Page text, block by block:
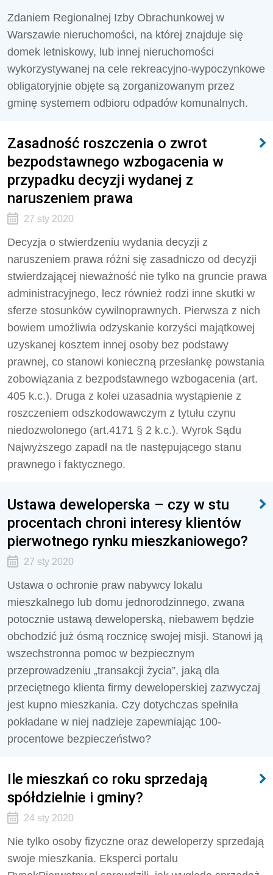
Zdaniem Regionalnej Izby Obrachunkowej w
Warszawie nieruchomości, na której znajduje się
domek letniskowy, lub innej nieruchomości
wykorzystywanej na cele rekreacyjno-wypoczynkowe
obligatoryjnie objęte są zorganizowanym przez
gminę systemem odbioru odpadów komunalnych.
Zasadność roszczenia o zwrot
bezpodstawnego wzbogacenia w
przypadku decyzji wydanej z
naruszeniem prawa
27 sty 2020
Decyzja o stwierdzeniu wydania decyzji z
naruszeniem prawa różni się zasadniczo od decyzji
stwierdzającej nieważność nie tylko na gruncie prawa
administracyjnego, lecz również rodzi inne skutki w
sferze stosunków cywilnoprawnych. Pierwsza z nich
bowiem umożliwia odzyskanie korzyści majątkowej
uzyskanej kosztem innej osoby bez podstawy
prawnej, co stanowi konieczną przesłankę powstania
zobowiązania z bezpodstawnego wzbogacenia (art.
405 k.c.). Druga z kolei uzasadnia wystąpienie z
roszczeniem odszkodowawczym z tytułu czynu
niedozwolonego (art.4171 § 2 k.c.). Wyrok Sądu
Najwyższego zapadł na tle następującego stanu
prawnego i faktycznego.
Ustawa deweloperska – czy w stu
procentach chroni interesy klientów
pierwotnego rynku mieszkaniowego?
27 sty 2020
Ustawa o ochronie praw nabywcy lokalu
mieszkalnego lub domu jednorodzinnego, zwana
potocznie ustawą deweloperską, niebawem będzie
obchodzić już ósmą rocznicę swojej misji. Stanowi ją
wszechstronna pomoc w bezpiecznym
przeprowadzeniu „transakcji życia”, jaką dla
przeciętnego klienta firmy deweloperskiej zazwyczaj
jest kupno mieszkania. Czy dotychczas spełniła
pokładane w niej nadzieje zapewniając 100-
procentowe bezpieczeństwo?
Ile mieszkań co roku sprzedają
spółdzielnie i gminy?
24 sty 2020
Nie tylko osoby fizyczne oraz deweloperzy sprzedają
swoje mieszkania. Eksperci portalu